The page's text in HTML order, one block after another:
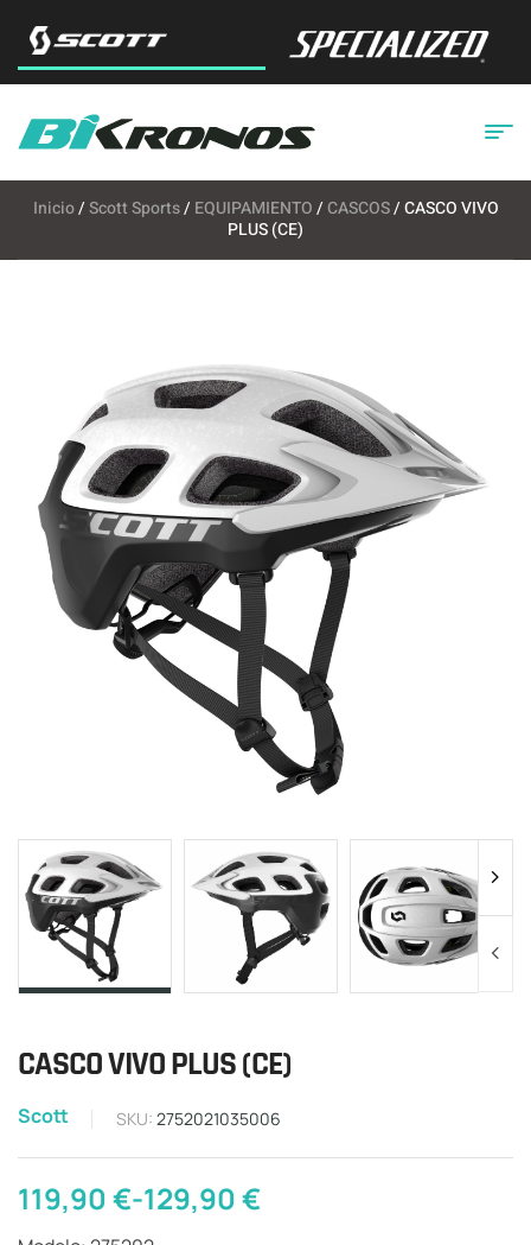
Inicio/Scott Sports/ EQUIPAMIENTO/ CASCOS/ CASCO VIVO
PLUS (CE)
CASCO VIVO PLUS (CE)
Scott SKU: 2752021035006
119,90€-129,90€